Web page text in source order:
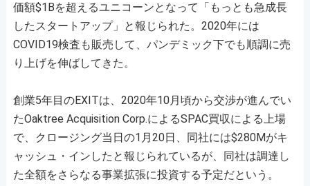
価額$1Bを超えるユニコーンとなって「もっとも急成長
したスタートアップ」と報じられた。2020年には
COVID19検査も販売して、パンデミック下でも順調に売
り上げを伸ばしてきた。
創業5年目のEXITは、2020年10月頃から交渉が進んでい
たOaktree Acquisition Corp.によるSPAC買収による上場
で、クロージング当日の1月20日、同社には$280Mがキ
ャッシュ・インしたと報じられているが、同社は調達し
た全額をさらなる事業拡張に投資する予定だという。